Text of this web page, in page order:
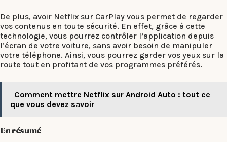
De plus, avoir Netflix sur CarPlay vous permet de regarder
vos contenus en toute sécurité. En effet, grâce à cette
technologie, vous pourrez contrôler l’application depuis
l’écran de votre voiture, sans avoir besoin de manipuler
votre téléphone. Ainsi, vous pourrez garder vos yeux sur la
route tout en profitant de vos programmes préférés.
Comment mettre Netflix sur Android Auto : tout ce
que vous devez savoir
En résumé